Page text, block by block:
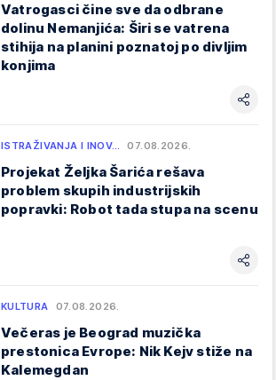
Vatrogasci čine sve da odbrane
dolinu Nemanjića: Širi se vatrena
stihija na planini poznatoj po divljim
konjima
ISTRAŽIVANJA I INOV… 07.08.2026.
Projekat Željka Šarića rešava
problem skupih industrijskih
popravki: Robot tada stupa na scenu
KULTURA 07.08.2026.
Večeras je Beograd muzička
prestonica Evrope: Nik Kejv stiže na
Kalemegdan